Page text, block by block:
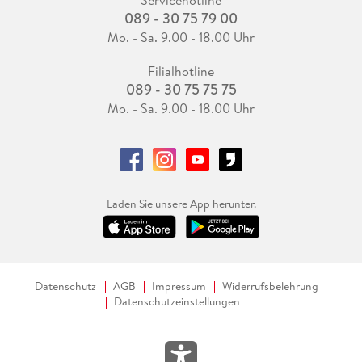
089 - 30 75 79 00
Mo. - Sa. 9.00 - 18.00 Uhr
Filialhotline
089 - 30 75 75 75
Mo. - Sa. 9.00 - 18.00 Uhr
Laden Sie unsere App herunter.
Datenschutz AGB Impressum
Widerrufsbelehrung
Datenschutzeinstellungen